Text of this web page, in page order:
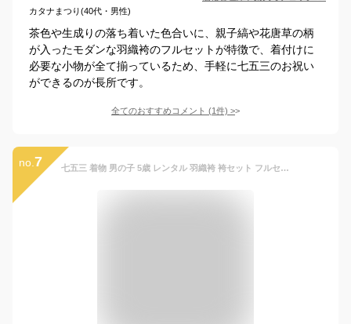
カタナまつり(40代・男性)
茶色や生成りの落ち着いた色合いに、親子縞や花唐草の柄
が入ったモダンな羽織袴のフルセットが特徴で、着付けに
必要な小物が全て揃っているため、手軽に七五三のお祝い
ができるのが長所です。
全てのおすすめコメント (1件) >
no. 7 七五三 着物 男の子 5歳 レンタル 羽織袴 袴セット フルセット 黒 ブラック 青 鷹 松づくし 着物レンタル 五歳 袴 子供着物 男児 モダン 創美苑【往復送料無料】